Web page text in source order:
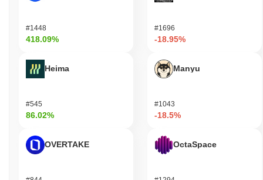
#1448
418.09%
Heima
#545
86.02%
OVERTAKE
#1696
-18.95%
Manyu
#1043
-18.5%
OctaSpace